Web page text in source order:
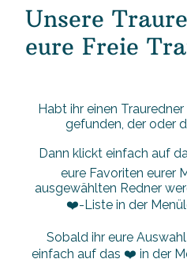
Unsere
eure Freie
Habt ihr einen
gefunden, der oder
Dann klickt einfach auf
eure Favoriten eurer
ausgewählten Redner
❤️-Liste in der
Sobald ihr eure
einfach auf das ❤️ in der